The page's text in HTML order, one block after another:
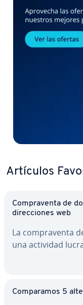
Artículos
Co­m­pra­ve­n­ta de
di­re­c­cio­nes web
La co­m­pra­ve­n­ta
una actividad
Co­m­pa­ra­mos 5